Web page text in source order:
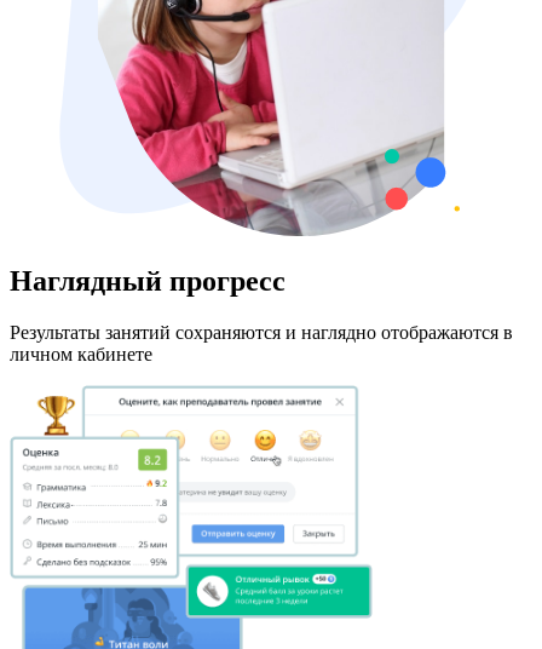
Наглядный прогресс
Результаты занятий сохраняются и наглядно отображаются в
личном кабинете